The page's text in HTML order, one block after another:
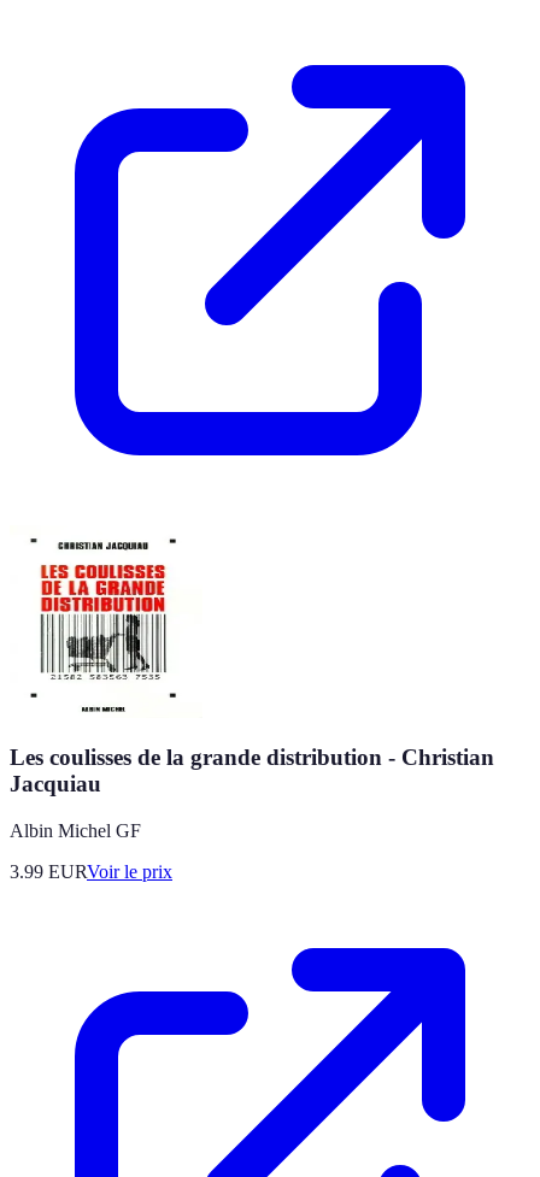
Les coulisses de la grande distribution - Christian
Jacquiau
Albin Michel GF
3.99 EURVoir le prix